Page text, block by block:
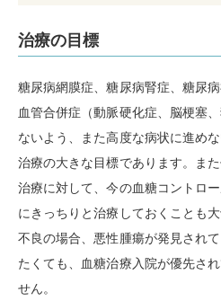
治療の目標
糖尿病網膜症、糖尿病腎症、糖尿
血管合併症（動脈硬化症、脳梗塞
ないよう、また高度な病状に進め
治療の大きな目標であります。ま
治療に対して、今の血糖コントロ
にきっちりと治療しておくことも
不良の場合、悪性腫瘍が発見され
たくても、血糖治療入院が優先さ
せん。